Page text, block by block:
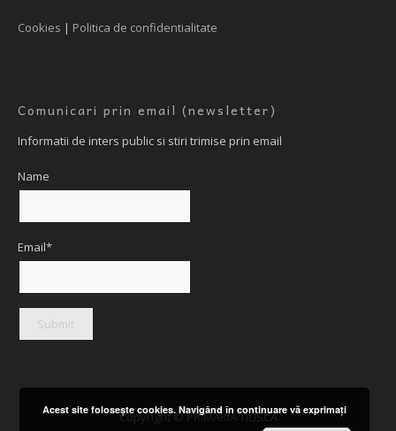
Cookies | Politica de confidentialitate
Comunicari prin email (newsletter)
Informatii de inters public si stiri trimise prin email
Name
Email*
Copyright © PRIMARIA TILISCA
Acest site foloseşte cookies. Navigând în continuare vă exprimaţi